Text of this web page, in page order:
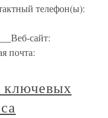
телефон(ы):
сайт:
почта: